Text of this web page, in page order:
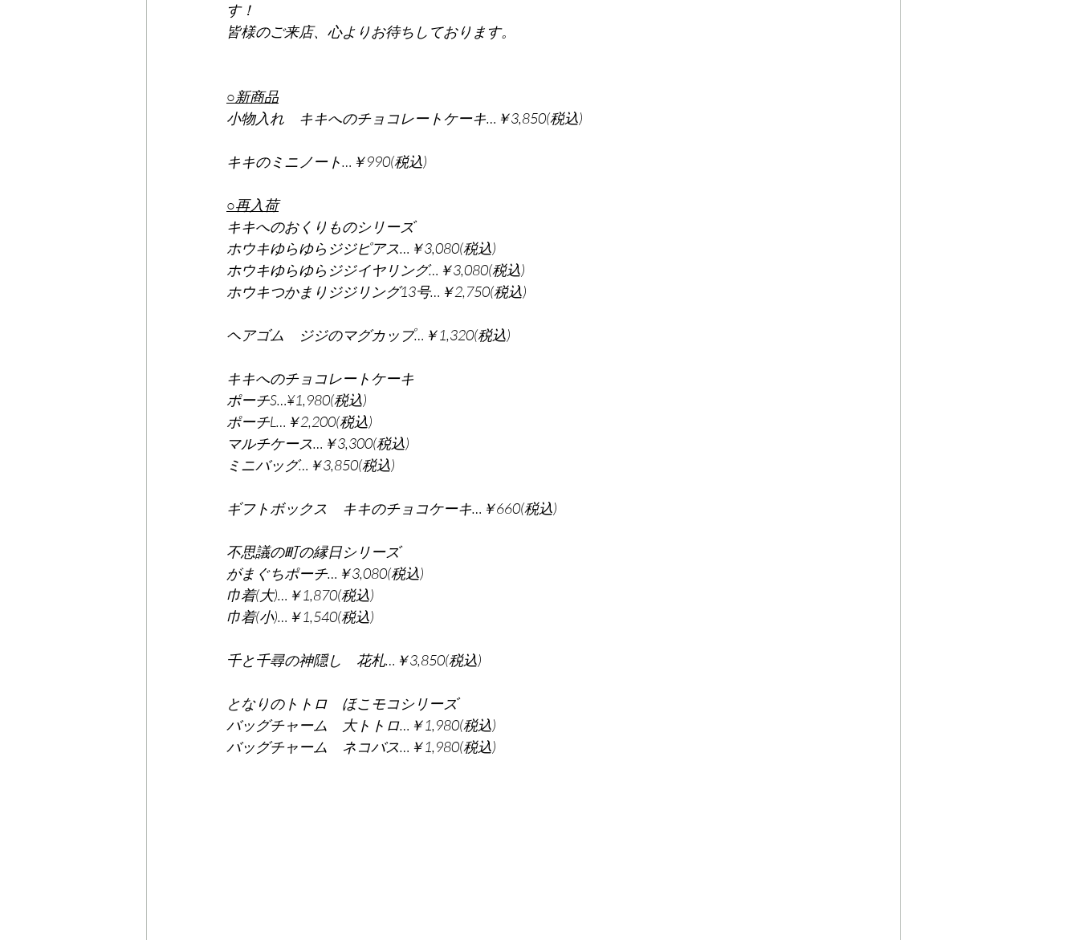
す！​​​
​皆様のご来店、心よりお待ちしております。
○新商品
小物入れ　キキへのチョコレートケーキ…￥3,850(税込)
キキのミニノート…￥990(税込)
○再入荷
キキへのおくりものシリーズ
ホウキゆらゆらジジピアス…￥3,080(税込)
ホウキゆらゆらジジイヤリング…￥3,080(税込)
ホウキつかまりジジリング13号…￥2,750(税込)
ヘアゴム　ジジのマグカップ…￥1,320(税込)
キキへのチョコレートケーキ
ポーチS…¥1,980(税込)
ポーチL…￥2,200(税込)
マルチケース…￥3,300(税込)
ミニバッグ…￥3,850(税込)
ギフトボックス　キキのチョコケーキ…￥660(税込)
不思議の町の縁日シリーズ
がまぐちポーチ…￥3,080(税込)
巾着(大)…￥1,870(税込)
巾着(小)…￥1,540(税込)
千と千尋の神隠し　花札…￥3,850(税込)
となりのトトロ　ほこモコシリーズ
バッグチャーム　大トトロ…￥1,980(税込)
バッグチャーム　ネコバス…￥1,980(税込)